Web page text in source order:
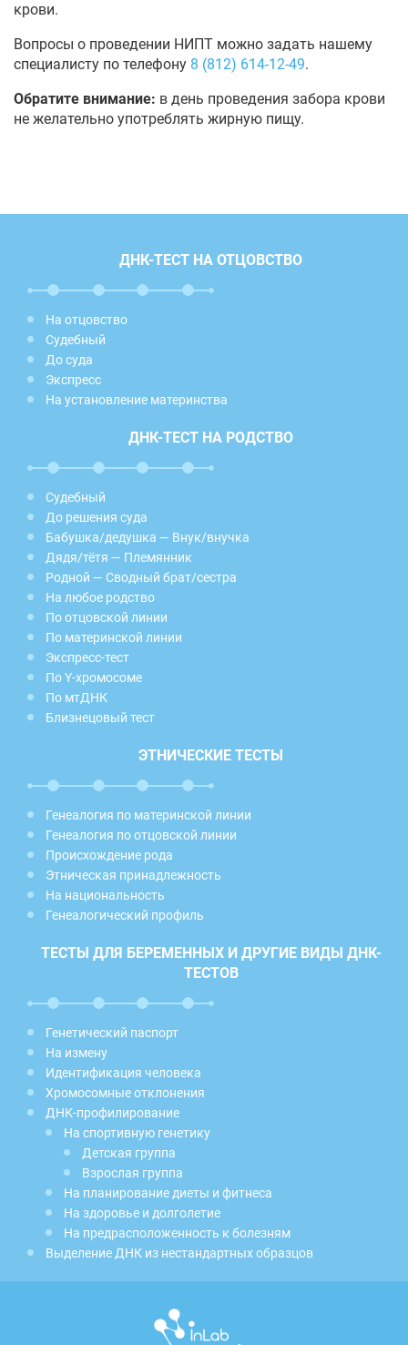
крови.
Вопросы о проведении НИПТ можно задать нашему
специалисту по телефону 8 (812) 614-12-49.
Обратите внимание: в день проведения забора крови
не желательно употреблять жирную пищу.
ДНК-ТЕСТ НА ОТЦОВСТВО
На отцовство
Судебный
До суда
Экспресс
На установление материнства
ДНК-ТЕСТ НА РОДСТВО
Судебный
До решения суда
Бабушка/дедушка — Внук/внучка
Дядя/тётя — Племянник
Родной — Сводный брат/сестра
На любое родство
По отцовской линии
По материнской линии
Экспресс-тест
По Y-хромосоме
По мтДНК
Близнецовый тест
ЭТНИЧЕСКИЕ ТЕСТЫ
Генеалогия по материнской линии
Генеалогия по отцовской линии
Происхождение рода
Этническая принадлежность
На национальность
Генеалогический профиль
ТЕСТЫ ДЛЯ БЕРЕМЕННЫХ И ДРУГИЕ ВИДЫ ДНК-
ТЕСТОВ
Генетический паспорт
На измену
Идентификация человека
Хромосомные отклонения
ДНК-профилирование
На спортивную генетику
Детская группа
Взрослая группа
На планирование диеты и фитнеса
На здоровье и долголетие
На предрасположенность к болезням
Выделение ДНК из нестандартных образцов